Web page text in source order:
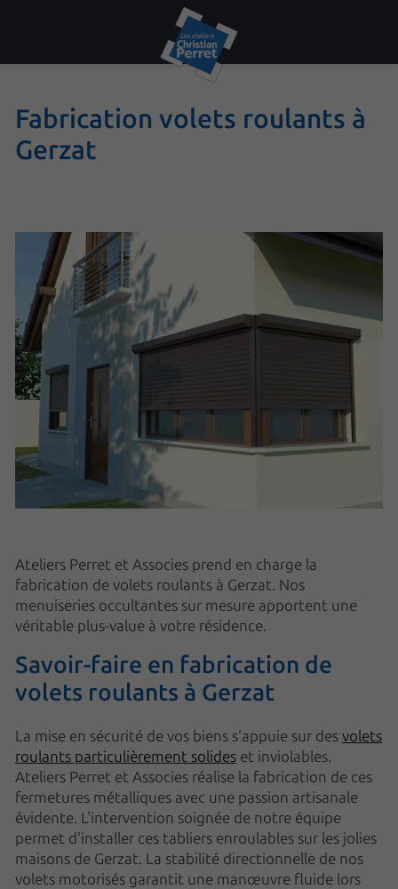
Fabrication volets roulants à
Gerzat
Ateliers Perret et Associes prend en charge la
fabrication de volets roulants à Gerzat. Nos
menuiseries occultantes sur mesure apportent une
véritable plus-value à votre résidence.
Savoir-faire en fabrication de
volets roulants à Gerzat
La mise en sécurité de vos biens s'appuie sur des volets
roulants particulièrement solides et inviolables.
Ateliers Perret et Associes réalise la fabrication de ces
fermetures métalliques avec une passion artisanale
évidente. L'intervention soignée de notre équipe
permet d'installer ces tabliers enroulables sur les jolies
maisons de Gerzat. La stabilité directionnelle de nos
volets motorisés garantit une manœuvre fluide lors